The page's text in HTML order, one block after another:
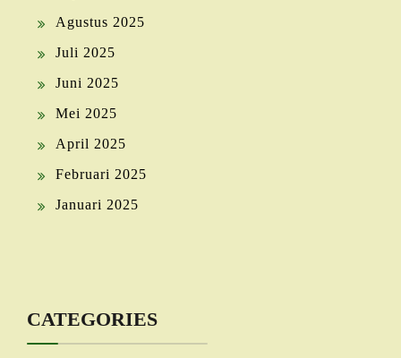
Agustus 2025
Juli 2025
Juni 2025
Mei 2025
April 2025
Februari 2025
Januari 2025
CATEGORIES